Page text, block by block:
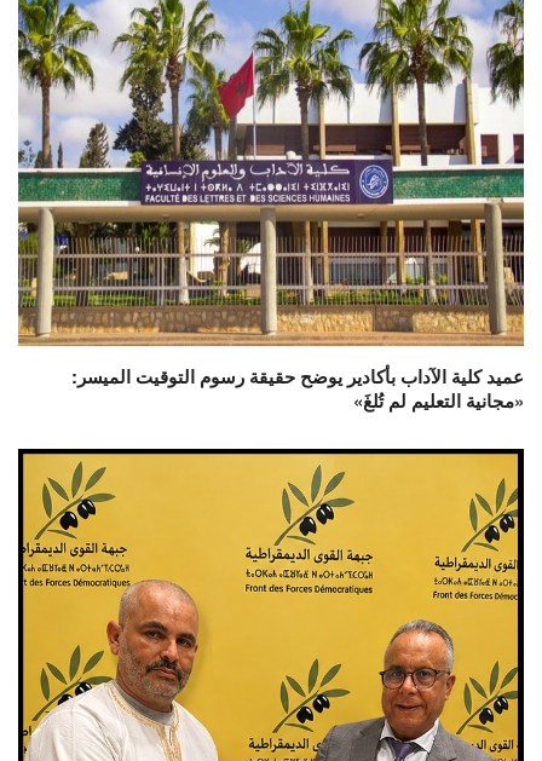
عميد كلية الآداب بأكادير يوضح حقيقة رسوم التوقيت الميسر:
«مجانية التعليم لم تُلغَ»